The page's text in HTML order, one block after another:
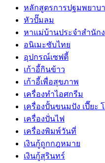
หลักสูตรการปฐมพยาบ
หัวปั๊มลม
หาแม่บ้านประจำสำนัก
อนิเมะซับไทย
อุปกรณ์เซฟตี้
เก้าอี้กินข้าว
เก้าอี้เพื่อสุขภาพ
เครื่องทำไอศกรีม
เครื่องปั้นขนมปัง เปี๊ยะ โ
เครื่องปั่นไฟ
เครื่องพิมพ์วันที่
เงินกู้ถูกกฎหมาย
เงินกู้สุรินทร์